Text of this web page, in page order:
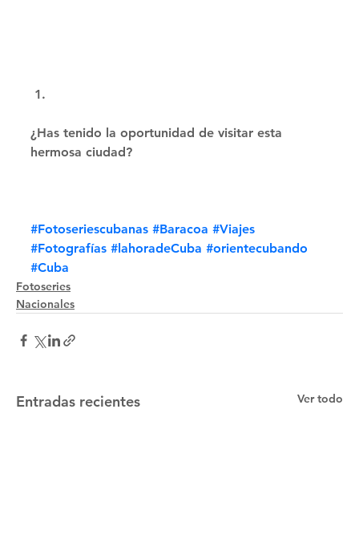
¿Has tenido la oportunidad de visitar esta
hermosa ciudad?
#Fotoseriescubanas #Baracoa #Viajes
#Fotografías #lahoradeCuba #orientecubando
#Cuba
Fotoseries
Nacionales
Entradas recientes Ver todo